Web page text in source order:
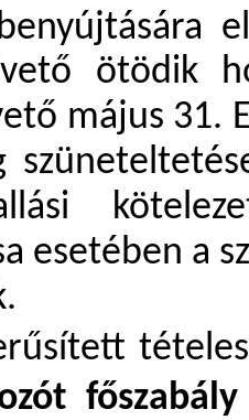
ötödik
május 31.
esetében a